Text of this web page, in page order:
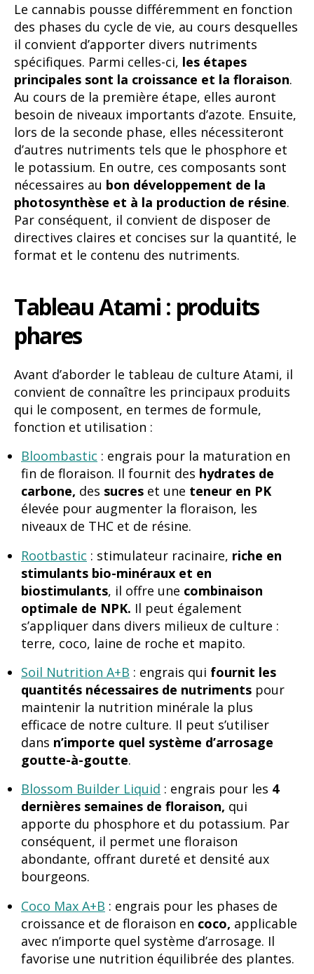
Le cannabis pousse différemment en fonction
des phases du cycle de vie, au cours desquelles
il convient d’apporter divers nutriments
spécifiques. Parmi celles-ci, les étapes
principales sont la croissance et la floraison.
Au cours de la première étape, elles auront
besoin de niveaux importants d’azote. Ensuite,
lors de la seconde phase, elles nécessiteront
d’autres nutriments tels que le phosphore et
le potassium. En outre, ces composants sont
nécessaires au bon développement de la
photosynthèse et à la production de résine.
Par conséquent, il convient de disposer de
directives claires et concises sur la quantité, le
format et le contenu des nutriments.
Tableau Atami : produits
phares
Avant d’aborder le tableau de culture Atami, il
convient de connaître les principaux produits
qui le composent, en termes de formule,
fonction et utilisation :
Bloombastic : engrais pour la maturation en
fin de floraison. Il fournit des hydrates de
carbone, des sucres et une teneur en PK
élevée pour augmenter la floraison, les
niveaux de THC et de résine.
Rootbastic : stimulateur racinaire, riche en
stimulants bio-minéraux et en
biostimulants, il offre une combinaison
optimale de NPK. Il peut également
s’appliquer dans divers milieux de culture :
terre, coco, laine de roche et mapito.
Soil Nutrition A+B : engrais qui fournit les
quantités nécessaires de nutriments pour
maintenir la nutrition minérale la plus
efficace de notre culture. Il peut s’utiliser
dans n’importe quel système d’arrosage
goutte-à-goutte.
Blossom Builder Liquid : engrais pour les 4
dernières semaines de floraison, qui
apporte du phosphore et du potassium. Par
conséquent, il permet une floraison
abondante, offrant dureté et densité aux
bourgeons.
Coco Max A+B : engrais pour les phases de
croissance et de floraison en coco, applicable
avec n’importe quel système d’arrosage. Il
favorise une nutrition équilibrée des plantes.